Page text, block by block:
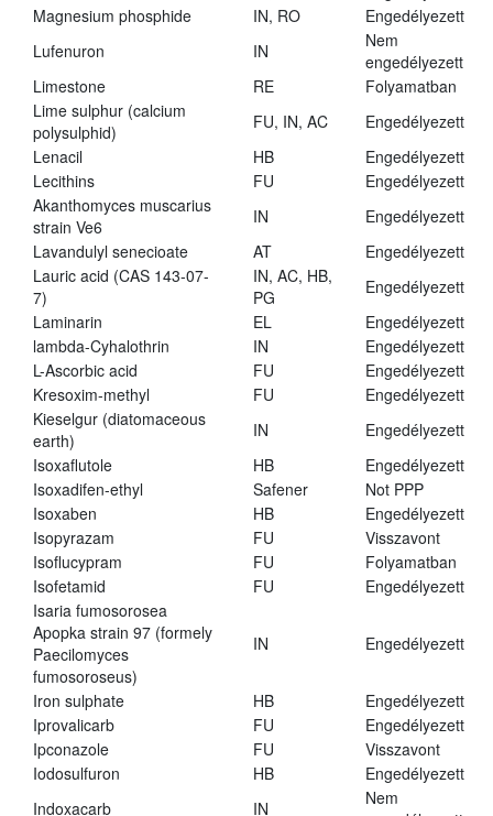
Magnesium phosphide
IN, RO
Engedélyezett
Lufenuron
IN
Nem
engedélyezett
Limestone
RE
Folyamatban
Lime sulphur (calcium
polysulphid)
FU, IN, AC
Engedélyezett
Lenacil
HB
Engedélyezett
Lecithins
FU
Engedélyezett
Akanthomyces muscarius
strain Ve6
IN
Engedélyezett
Lavandulyl senecioate
AT
Engedélyezett
Lauric acid (CAS 143-07-
7)
IN, AC, HB,
PG
Engedélyezett
Laminarin
EL
Engedélyezett
lambda-Cyhalothrin
IN
Engedélyezett
L-Ascorbic acid
FU
Engedélyezett
Kresoxim-methyl
FU
Engedélyezett
Kieselgur (diatomaceous
earth)
IN
Engedélyezett
Isoxaflutole
HB
Engedélyezett
Isoxadifen-ethyl
Safener
Not PPP
Isoxaben
HB
Engedélyezett
Isopyrazam
FU
Visszavont
Isoflucypram
FU
Folyamatban
Isofetamid
FU
Engedélyezett
Isaria fumosorosea
Apopka strain 97 (formely
Paecilomyces
fumosoroseus)
IN Engedélyezett
Iron sulphate HB
Engedélyezett
Iprovalicarb
FU
Engedélyezett
Ipconazole
FU
Visszavont
Iodosulfuron
HB
Engedélyezett
Indoxacarb
IN
Nem